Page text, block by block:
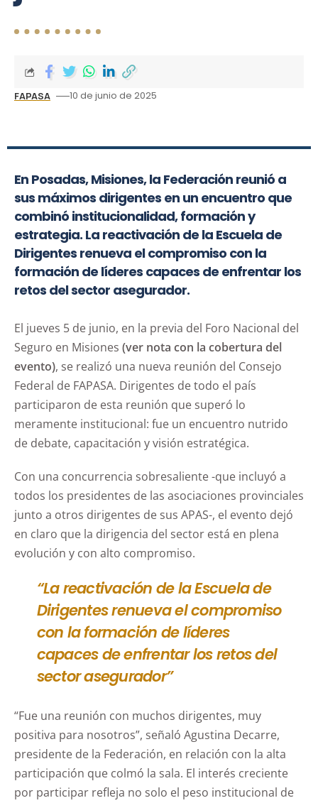
FAPASA 10 de junio de 2025
En Posadas, Misiones, la Federación reunió a
sus máximos dirigentes en un encuentro que
combinó institucionalidad, formación y
estrategia. La reactivación de la Escuela de
Dirigentes renueva el compromiso con la
formación de líderes capaces de enfrentar los
retos del sector asegurador.
El jueves 5 de junio, en la previa del Foro Nacional del
Seguro en Misiones (ver nota con la cobertura del
evento), se realizó una nueva reunión del Consejo
Federal de FAPASA. Dirigentes de todo el país
participaron de esta reunión que superó lo
meramente institucional: fue un encuentro nutrido
de debate, capacitación y visión estratégica.
Con una concurrencia sobresaliente -que incluyó a
todos los presidentes de las asociaciones provinciales
junto a otros dirigentes de sus APAS-, el evento dejó
en claro que la dirigencia del sector está en plena
evolución y con alto compromiso.
“La reactivación de la Escuela de
Dirigentes renueva el compromiso
con la formación de líderes
capaces de enfrentar los retos del
sector asegurador”
“Fue una reunión con muchos dirigentes, muy
positiva para nosotros”, señaló Agustina Decarre,
presidente de la Federación, en relación con la alta
participación que colmó la sala. El interés creciente
por participar refleja no solo el peso institucional de